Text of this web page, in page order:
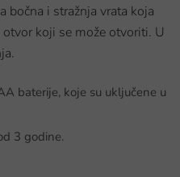
bočna i stražnja vrata koja
koji se može otvoriti. U
baterije, koje su uključene u
3 godine.